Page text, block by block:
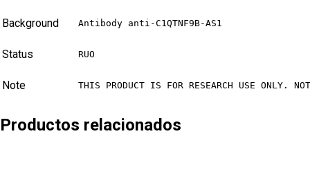
Background Antibody anti-C1QTNF9B-AS1
Status RUO
Note THIS PRODUCT IS FOR RESEARCH USE ONLY.
Productos relacionados